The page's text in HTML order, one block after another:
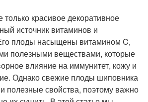
красивое декоративное
источник витаминов и
плоды насыщены витамином C,
полезными веществами, которые
влияние на иммунитет, кожу и
Однако свежие плоды шиповника
полезные свойства, поэтому важно